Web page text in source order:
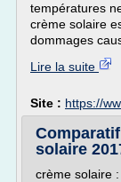
températures
crème solaire
dommages
Lire la suite
Site : https://
solaire
crème solaire